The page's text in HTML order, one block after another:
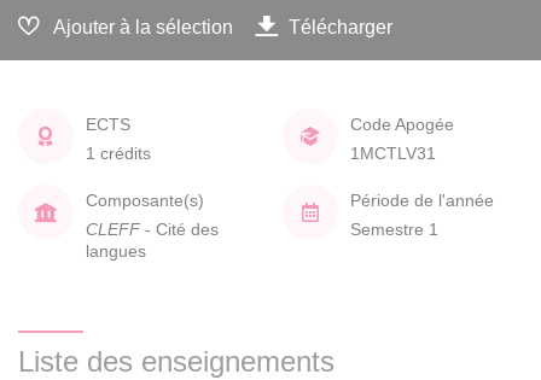
Ajouter à la sélection Télécharger
ECTS
1 crédits
Code Apogée
1MCTLV31
Composante(s)
CLEFF - Cité des
langues
Période de l'année
Semestre 1
Liste des enseignements